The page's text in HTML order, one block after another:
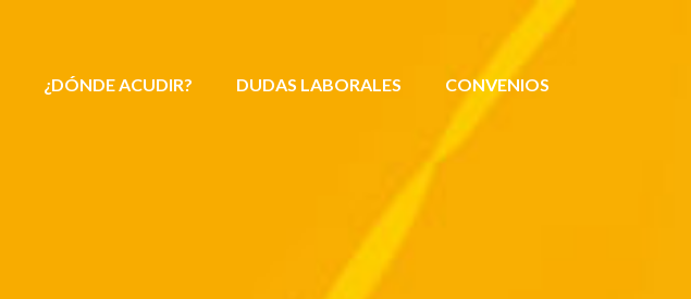
¿DÓNDE ACUDIR? DUDAS LABORALES CONVENIOS